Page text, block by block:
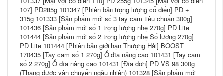
107] PD285g 101347 [Phiên bản trọng lượng cổ điển] PD +
315g 101333 [Sản phẩm mới số 3 tay cầm tiêu chuẩn 300g]
101436 [Sản phẩm mới số 1 trọng lượng nhẹ 270g] PD Lite
101444 [Sản phẩm mới số 2 trọng lượng nhẹ Số lượng 270g]
PD Lite 101444 [Phiên bản giới hạn Thượng Hải] BOOST
170435 [Tay cầm số 1 270g] Ổ đĩa nâng cao 101431 [Tay cầm
số 2 270g] Ổ đĩa nâng cao 101431 [Đĩa đơn] PD VS 98 300g
(Thang được vận chuyển ngẫu nhiên) 101328 [Sản phẩm mới